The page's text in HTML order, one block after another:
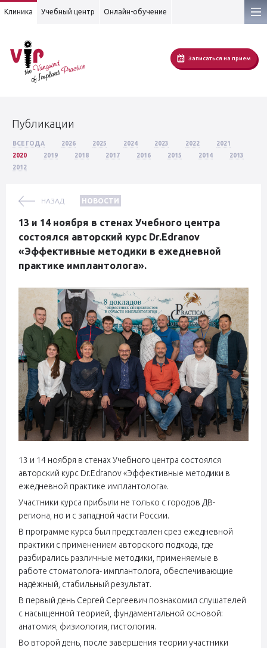
Клиника Учебный центр Онлайн-обучение
Записаться на прием
Публикации
ВСЕ ГОДА 2026 2025 2024 2023 2022
2021
2020
2019 2018 2017 2016 2015 2014
2013
2012
НАЗАД НОВОСТИ
13 и 14 ноября в стенах Учебного центра
состоялся авторский курс Dr.Edranov
«Эффективные методики в ежедневной
практике имплантолога».
13 и 14 ноября в стенах Учебного центра состоялся
авторский курс Dr.Edranov «Эффективные методики в
ежедневной практике имплантолога».
Участники курса прибыли не только с городов ДВ-
региона, но и с западной части России.
В программе курса был представлен срез ежедневной
практики с применением авторского подхода, где
разбирались различные методики, применяемые в
работе стоматолога- имплантолога, обеспечивающие
надёжный, стабильный результат.
В первый день Сергей Сергеевич познакомил слушателей
с насыщенной теорией, фундаментальной основой:
анатомия, физиология, гистология.
Во второй день, после завершения теории участники